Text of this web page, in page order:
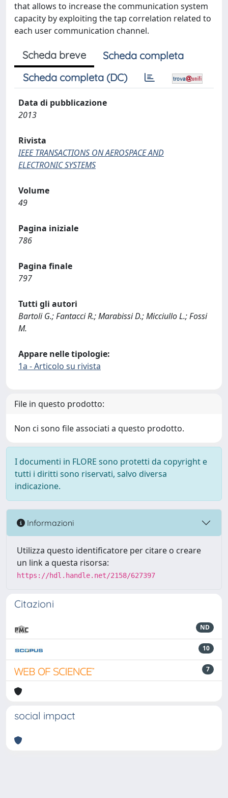
that allows to increase the communication system
capacity by exploiting the tap correlation related to
each user communication channel.
Scheda breve
Scheda completa
Scheda completa (DC)
Data di pubblicazione
2013
Rivista
IEEE TRANSACTIONS ON AEROSPACE AND
ELECTRONIC SYSTEMS
Volume
49
Pagina iniziale
786
Pagina finale
797
Tutti gli autori
Bartoli G.; Fantacci R.; Marabissi D.; Micciullo L.; Fossi
M.
Appare nelle tipologie:
1a - Articolo su rivista
File in questo prodotto:
Non ci sono file associati a questo prodotto.
I documenti in FLORE sono protetti da copyright e
tutti i diritti sono riservati, salvo diversa
indicazione.
Informazioni
Utilizza questo identificatore per citare o creare
un link a questa risorsa:
https://hdl.handle.net/2158/627397
Citazioni
ND
10
7
social impact